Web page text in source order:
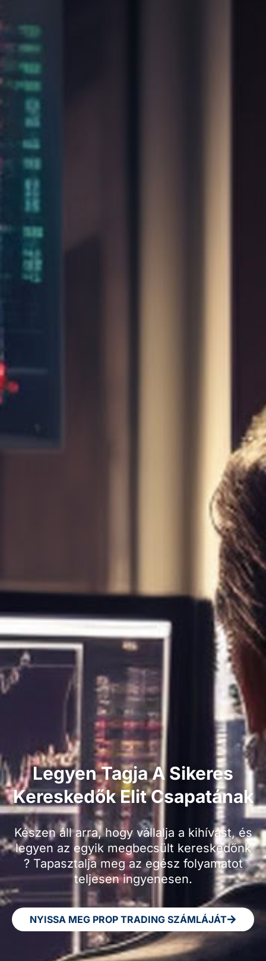
Legyen Tagja A Sikeres
Kereskedők Elit Csapatának
Készen áll arra, hogy vállalja a kihívást, és
legyen az egyik megbecsült kereskedőnk
? Tapasztalja meg az egész folyamatot
teljesen ingyenesen.
NYISSA MEG PROP TRADING SZÁMLÁJÁT